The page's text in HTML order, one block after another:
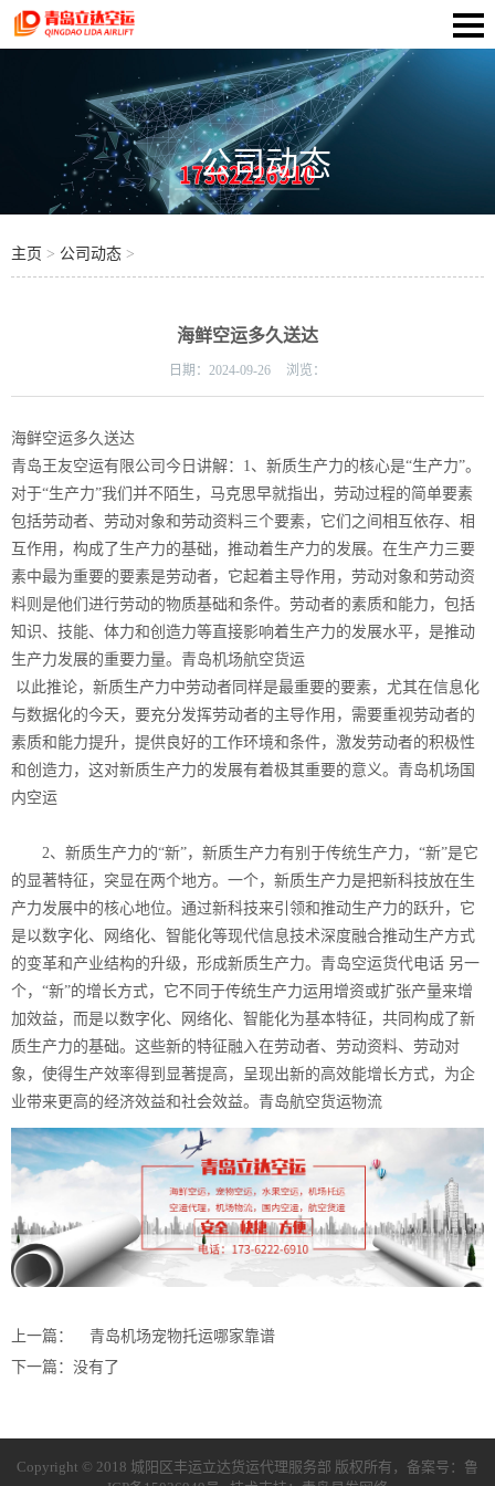
公司动态
主页 > 公司动态 >
海鲜空运多久送达
日期： 2024-09-26 浏览：
海鲜空运多久送达
青岛王友空运有限公司今日讲解：1、新质生产力的核心是“生产力”。
对于“生产力”我们并不陌生，马克思早就指出，劳动过程的简单要素
包括劳动者、劳动对象和劳动资料三个要素，它们之间相互依存、相
互作用，构成了生产力的基础，推动着生产力的发展。在生产力三要
素中最为重要的要素是劳动者，它起着主导作用，劳动对象和劳动资
料则是他们进行劳动的物质基础和条件。劳动者的素质和能力，包括
知识、技能、体力和创造力等直接影响着生产力的发展水平，是推动
生产力发展的重要力量。青岛机场航空货运
以此推论，新质生产力中劳动者同样是最重要的要素，尤其在信息化
与数据化的今天，要充分发挥劳动者的主导作用，需要重视劳动者的
素质和能力提升，提供良好的工作环境和条件，激发劳动者的积极性
和创造力，这对新质生产力的发展有着极其重要的意义。 青岛机场国
内空运
2、新质生产力的“新”，新质生产力有别于传统生产力，“新”是它
的显著特征，突显在两个地方。一个，新质生产力是把新科技放在生
产力发展中的核心地位。通过新科技来引领和推动生产力的跃升，它
是以数字化、网络化、智能化等现代信息技术深度融合推动生产方式
的变革和产业结构的升级，形成新质生产力。青岛空运货代电话 另一
个，“新”的增长方式，它不同于传统生产力运用增资或扩张产量来增
加效益，而是以数字化、网络化、智能化为基本特征，共同构成了新
质生产力的基础。这些新的特征融入在劳动者、劳动资料、劳动对
象，使得生产效率得到显著提高，呈现出新的高效能增长方式，为企
业带来更高的经济效益和社会效益。 青岛航空货运物流
上一篇：
青岛机场宠物托运哪家靠谱
下一篇：没有了
Copyright © 2018 城阳区丰运立达货运代理服务部 版权所有，备案号： 鲁